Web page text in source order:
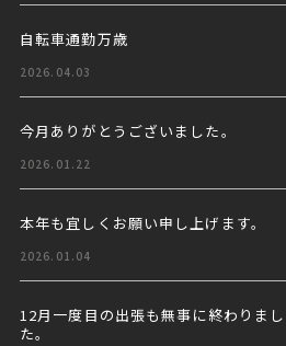
自転車通勤万歳
2026.04.03
今月ありがとうございました。
2026.01.22
本年も宜しくお願い申し上げます。
2026.01.04
12月一度目の出張も無事に終わりまし
た。